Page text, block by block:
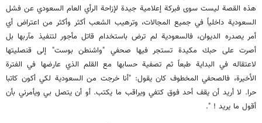
هذه القصة ليست سوى فبركة إعلامية جيدة لإزاحة الرأي العام السعودي عن فشل
السعودية داخلياً في جميع المجالات، وترهيب الشعب أكثر وأكثر من اعتراض أي
أمر يصدره الديوان، فالسعودية لم ترض باستخدام قاتل مأجور لتنفيذ مآربها بل
أصرت على حبك مكيدة تستجر فيها صحفي "واشنطن بوست" إلى قنصليتها
لاعتقاله في البداية طبعاً ثم تصفية حسابها مع القلم الذي عارضها في الفترة
الأخيرة، فالصحفي المخطوف كان يقول: "أنا خرجت من السعودية لكي أكون كاتبا
حرا. لا أريد أن يقف أحد فوق كتفي ويراقب ما يكتب. أو أن يتصل بي ويأمرني بأن
أقول ما يريد ! ".